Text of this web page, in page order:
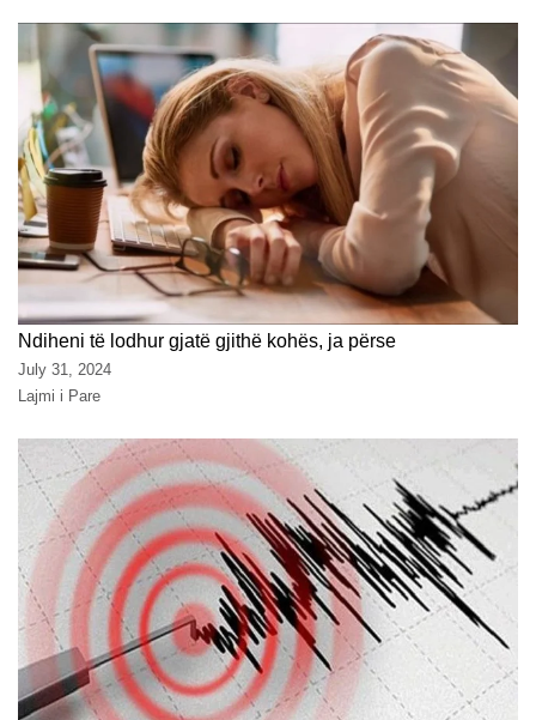
Ndiheni të lodhur gjatë gjithë kohës, ja përse
July 31, 2024
Lajmi i Pare